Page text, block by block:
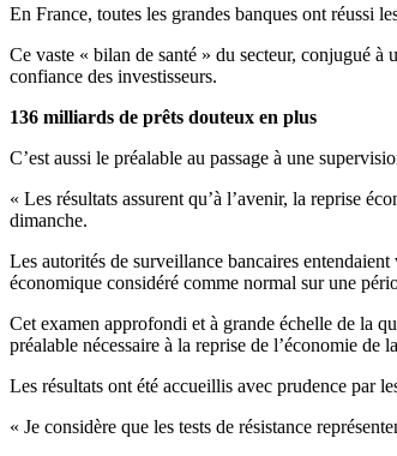
En France, toutes les grandes banques ont réussi
Ce vaste « bilan de santé » du secteur, conjugué à
confiance des investisseurs.
136 milliards de prêts douteux en plus
C’est aussi le préalable au passage à une
« Les résultats assurent qu’à l’avenir, la reprise
dimanche.
Les autorités de surveillance bancaires
économique considéré comme normal sur une
Cet examen approfondi et à grande échelle de la
préalable nécessaire à la reprise de l’économie de
Les résultats ont été accueillis avec prudence par
« Je considère que les tests de résistance